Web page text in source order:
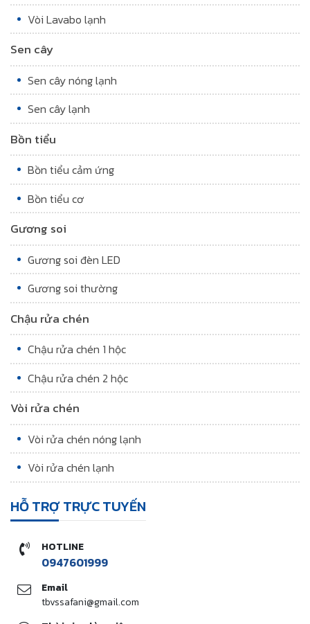
Vòi Lavabo lạnh
Sen cây
Sen cây nóng lạnh
Sen cây lạnh
Bồn tiểu
Bồn tiểu cảm ứng
Bồn tiểu cơ
Gương soi
Gương soi đèn LED
Gương soi thường
Chậu rửa chén
Chậu rửa chén 1 hộc
Chậu rửa chén 2 hộc
Vòi rửa chén
Vòi rửa chén nóng lạnh
Vòi rửa chén lạnh
HỖ TRỢ TRỰC TUYẾN
HOTLINE
0947601999
Email
tbvssafani@gmail.com